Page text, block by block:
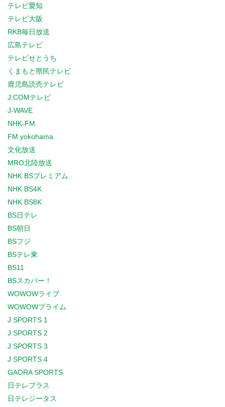
テレビ愛知
テレビ大阪
RKB毎日放送
広島テレビ
テレビせとうち
くまもと県民テレビ
鹿児島読売テレビ
J:COMテレビ
J-WAVE
NHK-FM
FM yokohama
文化放送
MRO北陸放送
NHK BSプレミアム
NHK BS4K
NHK BS8K
BS日テレ
BS朝日
BSフジ
BSテレ東
BS11
BSスカパー！
WOWOWライブ
WOWOWプライム
J SPORTS 1
J SPORTS 2
J SPORTS 3
J SPORTS 4
GAORA SPORTS
日テレプラス
日テレジータス